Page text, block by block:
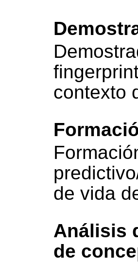
contexto
de vida
Análisis
de